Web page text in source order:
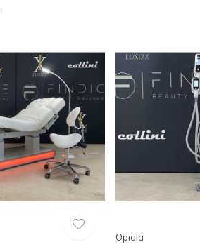
Opiala